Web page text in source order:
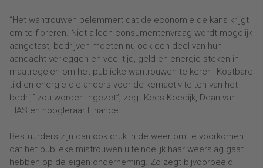
“Het wantrouwen belemmert dat de economie de kans krijgt
om te floreren. Niet alleen consumentenvraag wordt mogelijk
aangetast, bedrijven moeten nu ook een deel van hun
aandacht verleggen en veel tijd, geld en energie steken in
maatregelen om het publieke wantrouwen te keren. Kostbare
tijd en energie die anders voor de kernactiviteiten van het
bedrijf zou worden ingezet”, zegt Kees Koedijk, Dean van
TIAS en hoogleraar Finance.
Bestuurders zijn dan ook druk in de weer om te voorkomen
dat het publieke mistrouwen uiteindelijk haar weerslag gaat
hebben op de eigen onderneming. Zo zegt bijvoorbeeld